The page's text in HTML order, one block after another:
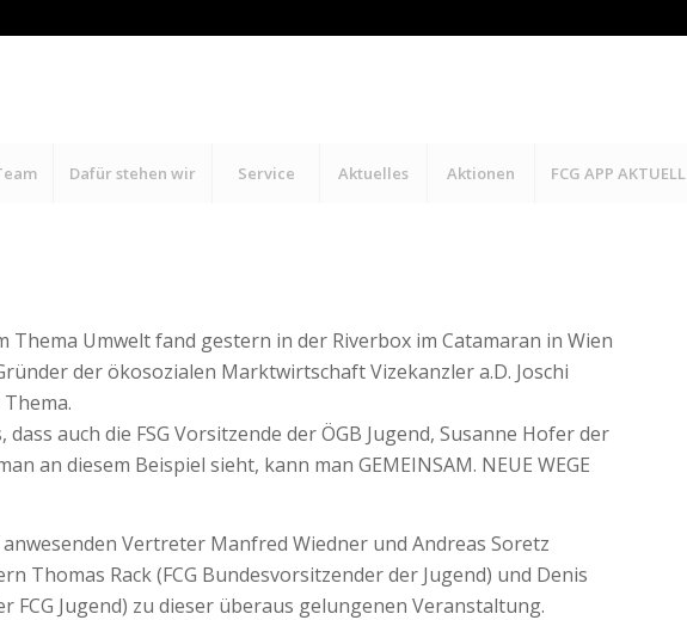
Dafür stehen wir Service Aktuelles Aktionen FCG APP AKTUELL
Thema Umwelt fand gestern in der Riverbox im Catamaran in Wien
der ökosozialen Marktwirtschaft Vizekanzler a.D. Joschi
auch die FSG Vorsitzende der ÖGB Jugend, Susanne Hofer der
an diesem Beispiel sieht, kann man GEMEINSAM. NEUE WEGE
anwesenden Vertreter Manfred Wiedner und Andreas Soretz
Thomas Rack (FCG Bundesvorsitzender der Jugend) und Denis
FCG Jugend) zu dieser überaus gelungenen Veranstaltung.